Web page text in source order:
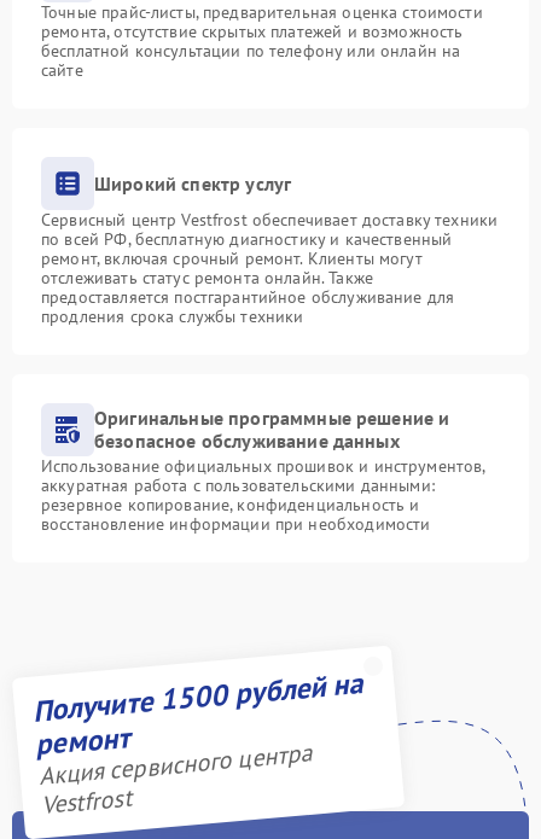
Точные прайс-листы, предварительная оценка стоимости
ремонта, отсутствие скрытых платежей и возможность
бесплатной консультации по телефону или онлайн на
сайте
Широкий спектр услуг
Сервисный центр Vestfrost обеспечивает доставку техники
по всей РФ, бесплатную диагностику и качественный
ремонт, включая срочный ремонт. Клиенты могут
отслеживать статус ремонта онлайн. Также
предоставляется постгарантийное обслуживание для
продления срока службы техники
Оригинальные программные решение и
безопасное обслуживание данных
Использование официальных прошивок и инструментов,
аккуратная работа с пользовательскими данными:
резервное копирование, конфиденциальность и
восстановление информации при необходимости
Получите 1500 рублей на
ремонт
Акция сервисного центра
Vestfrost